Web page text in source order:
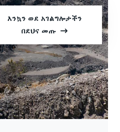
እንኳን ወደ አገልግሎታችን
በደህና መጡ